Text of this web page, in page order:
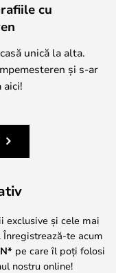
cu
unică la alta.
și s-ar
aici!
exclusive și cele mai
te acum
pe care îl poți folosi
nostru online!